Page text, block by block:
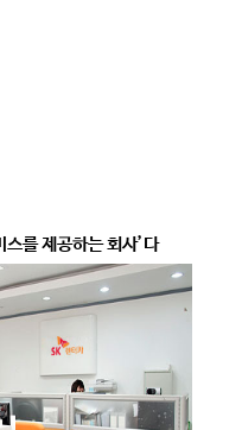
스를 제공하는 회사’다